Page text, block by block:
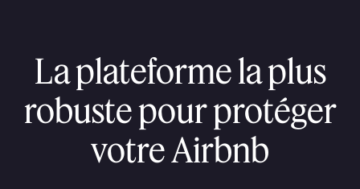
La plateforme la plus
robuste pour protéger
votre Airbnb